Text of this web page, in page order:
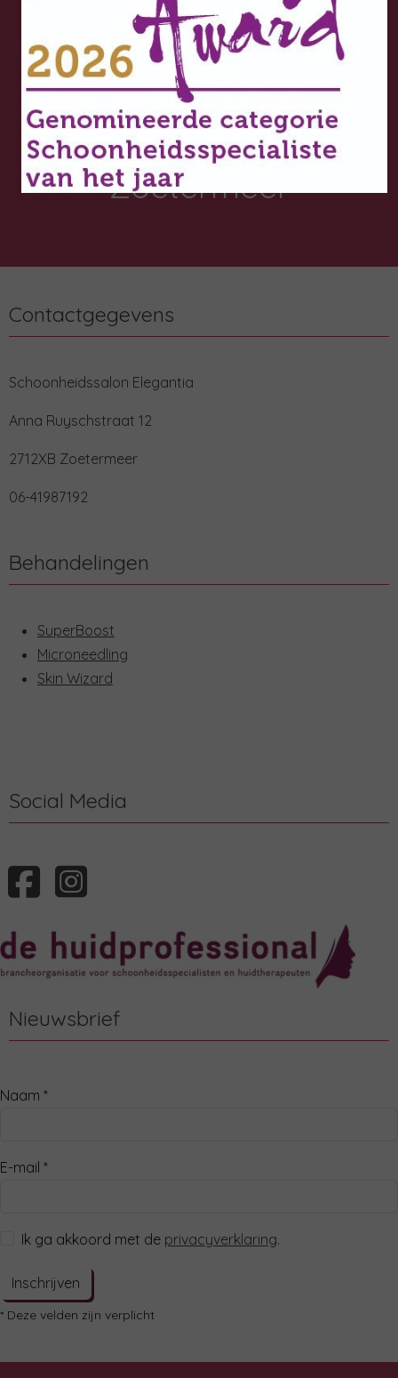
Huidverbetering |
microneedling | anti-
aging
Schoonheidssalon
Zoetermeer
Contactgegevens
Schoonheidssalon Elegantia
Anna Ruyschstraat 12
2712XB Zoetermeer
06-41987192
Behandelingen
SuperBoost
Microneedling
Skin Wizard
Social Media
Nieuwsbrief
Naam *
E-mail *
Ik ga akkoord met de privacyverklaring.
Inschrijven
* Deze velden zijn verplicht